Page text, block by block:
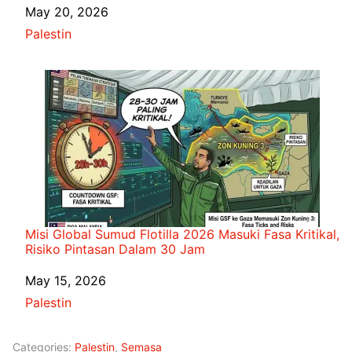
Date
May 20, 2026
In relation to
Palestin
Misi Global Sumud Flotilla 2026 Masuki Fasa Kritikal,
Risiko Pintasan Dalam 30 Jam
Date
May 15, 2026
In relation to
Palestin
Categories: Palestin, Semasa